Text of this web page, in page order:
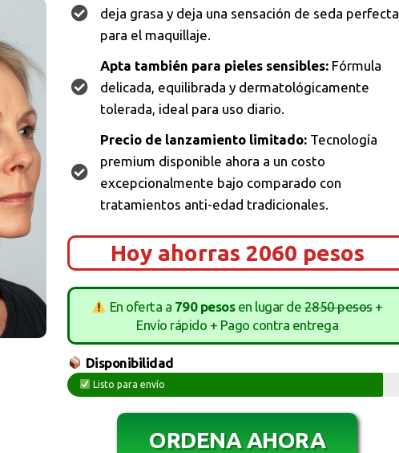
deja grasa y deja una sensación de seda perfecta
para el maquillaje.
Apta también para pieles sensibles: Fórmula
delicada, equilibrada y dermatológicamente
tolerada, ideal para uso diario.
Precio de lanzamiento limitado: Tecnología
premium disponible ahora a un costo
excepcionalmente bajo comparado con
tratamientos anti-edad tradicionales.
Hoy ahorras 2060 pesos
En oferta a 790 pesosen lugar de 2850 pesos+
Envío rápido + Pago contra entrega
Disponibilidad
Listo para envío
ORDENA AHORA